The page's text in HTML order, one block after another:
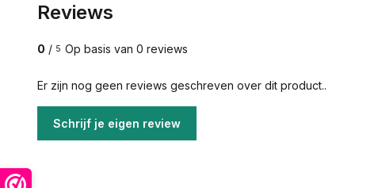
Reviews
0 / 5 Op basis van 0 reviews
Er zijn nog geen reviews geschreven over dit product..
Schrijf je eigen review